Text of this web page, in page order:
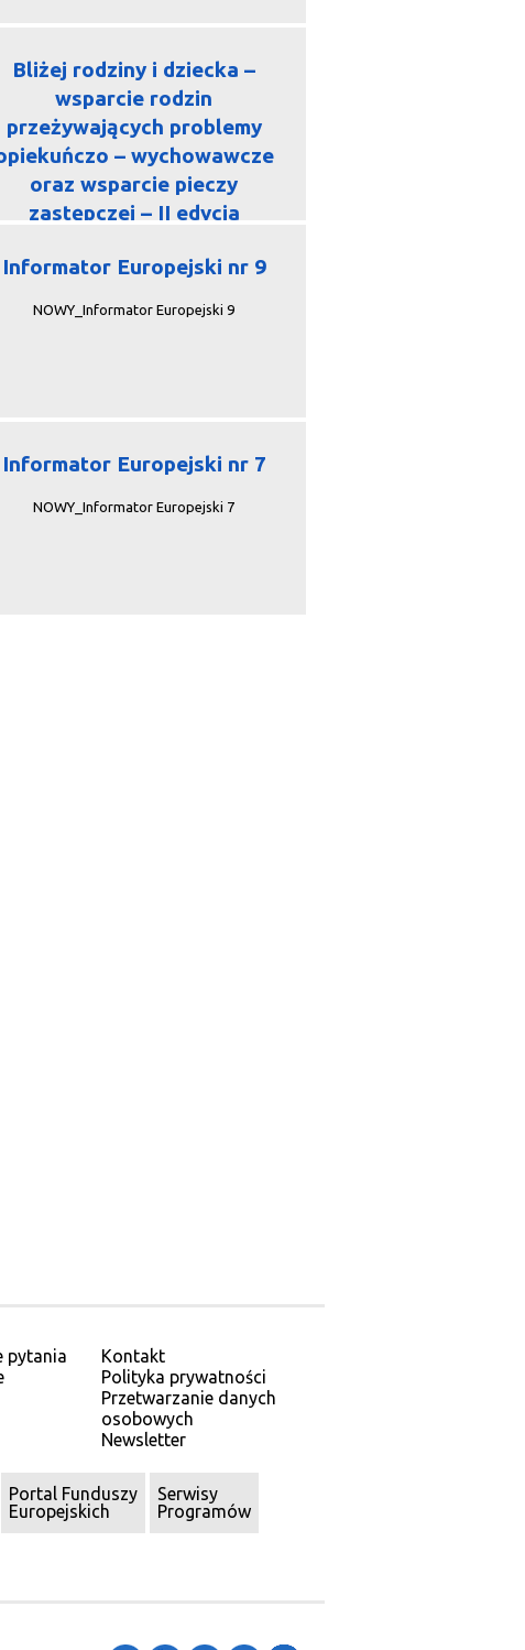
Bliżej rodziny i dziecka –
wsparcie rodzin
przeżywających problemy
– wychowawcze
oraz wsparcie pieczy
zastępczej – II edycja
Informator Europejski nr 9
NOWY_Informator Europejski 9
Informator Europejski nr 7
NOWY_Informator Europejski 7
pytania
Kontakt
Polityka prywatności
Przetwarzanie danych
osobowych
Newsletter
Portal Funduszy
Europejskich
Serwisy
Programów